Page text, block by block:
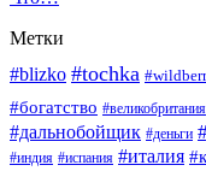
Метки
#blizko #tochka
#богатство #великобритания
#дальнобойщик #деньги
#индия #испания #италия